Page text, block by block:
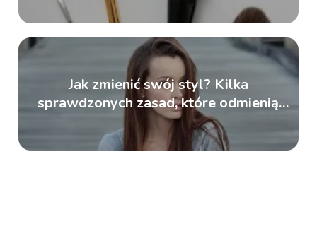
Jak zmienić swój styl? Kilka
sprawdzonych zasad, które odmienią
nasz wygląd